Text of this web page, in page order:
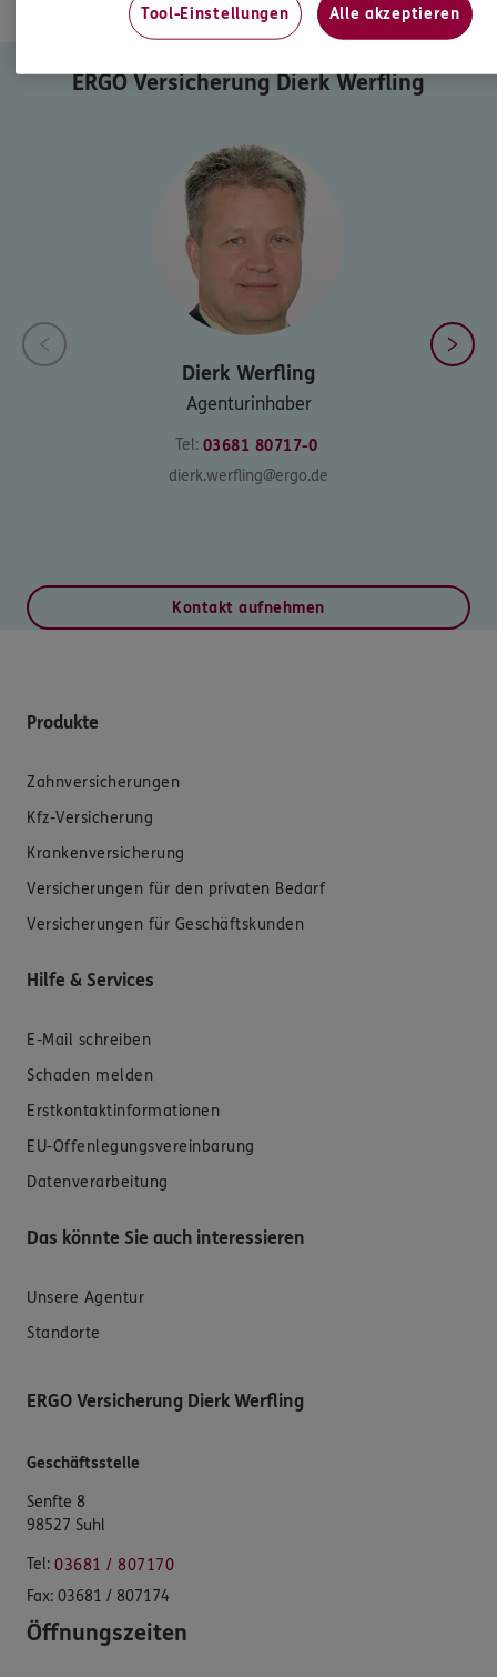
ERGO Versicherung Dierk Werfling
Dierk Werfling
Agenturinhaber
Tel: 03681 80717-0
dierk.werfling@ergo.de
Kontakt aufnehmen
Produkte
Zahnversicherungen
Kfz-Versicherung
Krankenversicherung
Versicherungen für den privaten Bedarf
Versicherungen für Geschäftskunden
Hilfe & Services
E-Mail schreiben
Schaden melden
Erstkontaktinformationen
EU-Offenlegungsvereinbarung
Datenverarbeitung
Das könnte Sie auch interessieren
Unsere Agentur
Standorte
ERGO Versicherung Dierk Werfling
Geschäftsstelle
Senfte 8
98527 Suhl
Tel: 03681 / 807170
Fax: 03681 / 807174
Öffnungszeiten
Tool-Einstellungen Alle akzeptieren